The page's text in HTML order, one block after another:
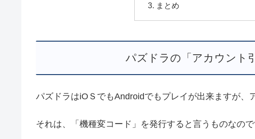
まとめ
パズドラの「アカウント
パズドラはiOＳでもAndroidでもプレイが出来ますが、
それは、「機種変コード」を発行すると言うものなの